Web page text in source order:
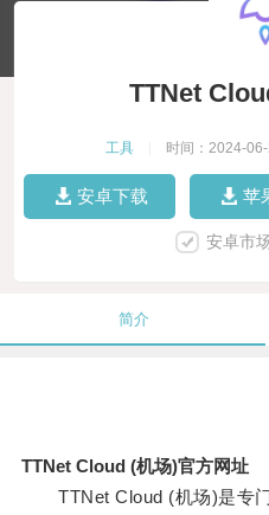
TTNet
工具 时间：2024-
安卓下载 苹
安卓市
简介
TTNet Cloud (机场)官方网址
TTNet Cloud (机场)是专门